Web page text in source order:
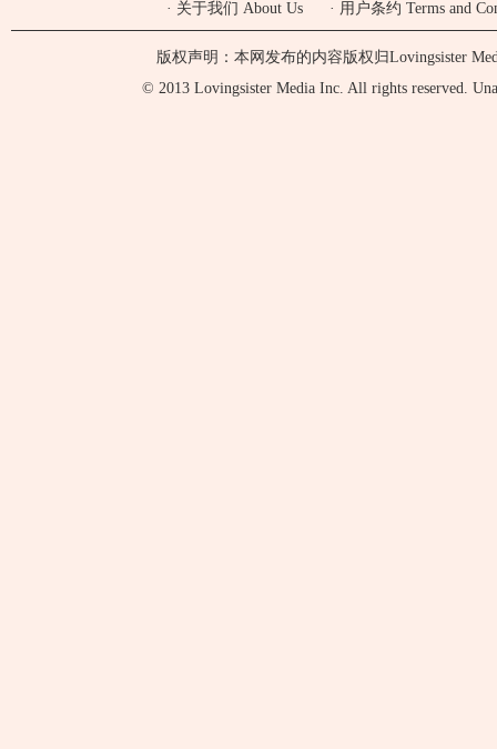
· 关于我们 About Us · 用户条约 Terms and
版权声明：本网发布的内容版权归Lovingsister
© 2013 Lovingsister Media Inc. All rights reserved.